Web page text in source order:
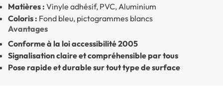
Matières : Vinyle adhésif, PVC, Aluminium
Coloris : Fond bleu, pictogrammes blancs
Avantages
Conforme à la loi accessibilité 2005
Signalisation claire et compréhensible par tous
Pose rapide et durable sur tout type de surface